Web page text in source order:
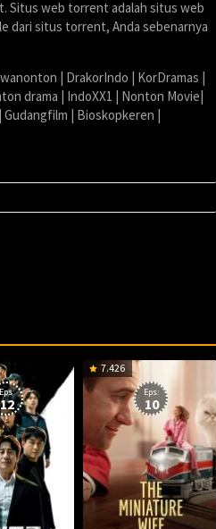
Situs web torrent adalah situs web
dari situs torrent, Anda sebenarnya
| DrakorIndo | KorDramas |
drama | IndoXX1 | Nonton Movie|
Gudangfilm | Bioskopkeren |
Eps:
12
7.426
Eps:
10